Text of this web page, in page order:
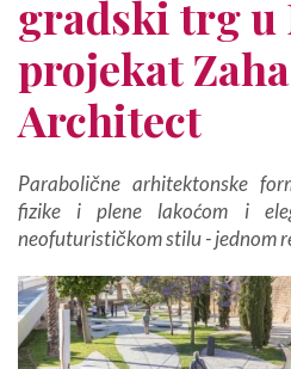
gradski trg
projekat
Architect
Parabolične arhitektonske
fizike i plene lakoćom i
neofuturističkom stilu - jednom